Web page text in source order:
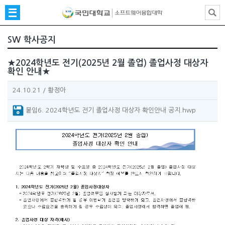
SW 학사공지
★2024학년도 전기(2025년 2월 졸업) 졸업사정 대상자
확인 안내★
24.10.21 / 황정아
붙임6. 2024학년도 전기 졸업사정 대상자 확인안내 공지.hwp